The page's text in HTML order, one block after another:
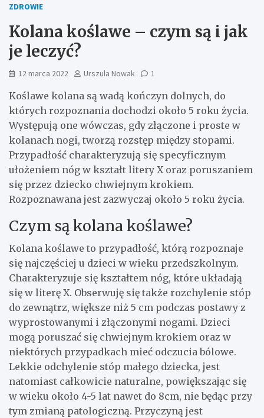
ZDROWIE
Kolana koślawe – czym są i jak
je leczyć?
12 marca 2022 Urszula Nowak 1
Koślawe kolana są wadą kończyn dolnych, do
których rozpoznania dochodzi około 5 roku życia.
Występują one wówczas, gdy złączone i proste w
kolanach nogi, tworzą rozstęp między stopami.
Przypadłość charakteryzują się specyficznym
ułożeniem nóg w kształt litery X oraz poruszaniem
się przez dziecko chwiejnym krokiem.
Rozpoznawana jest zazwyczaj około 5 roku życia.
Czym są kolana koślawe?
Kolana koślawe to przypadłość, którą rozpoznaje
się najczęściej u dzieci w wieku przedszkolnym.
Charakteryzuje się kształtem nóg, które układają
się w literę X. Obserwuję się także rozchylenie stóp
do zewnątrz, większe niż 5 cm podczas postawy z
wyprostowanymi i złączonymi nogami. Dzieci
mogą poruszać się chwiejnym krokiem oraz w
niektórych przypadkach mieć odczucia bólowe.
Lekkie odchylenie stóp małego dziecka, jest
natomiast całkowicie naturalne, powiększając się
w wieku około 4-5 lat nawet do 8cm, nie będąc przy
tym zmianą patologiczną. Przyczyną jest